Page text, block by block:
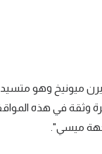
ميونيخ وهو متسيد
خبرة وثقة في هذه
ميسي".